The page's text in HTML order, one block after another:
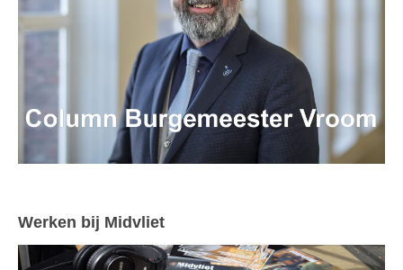
Werken bij Midvliet